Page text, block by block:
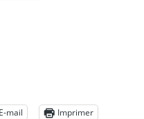
E-mail Imprimer